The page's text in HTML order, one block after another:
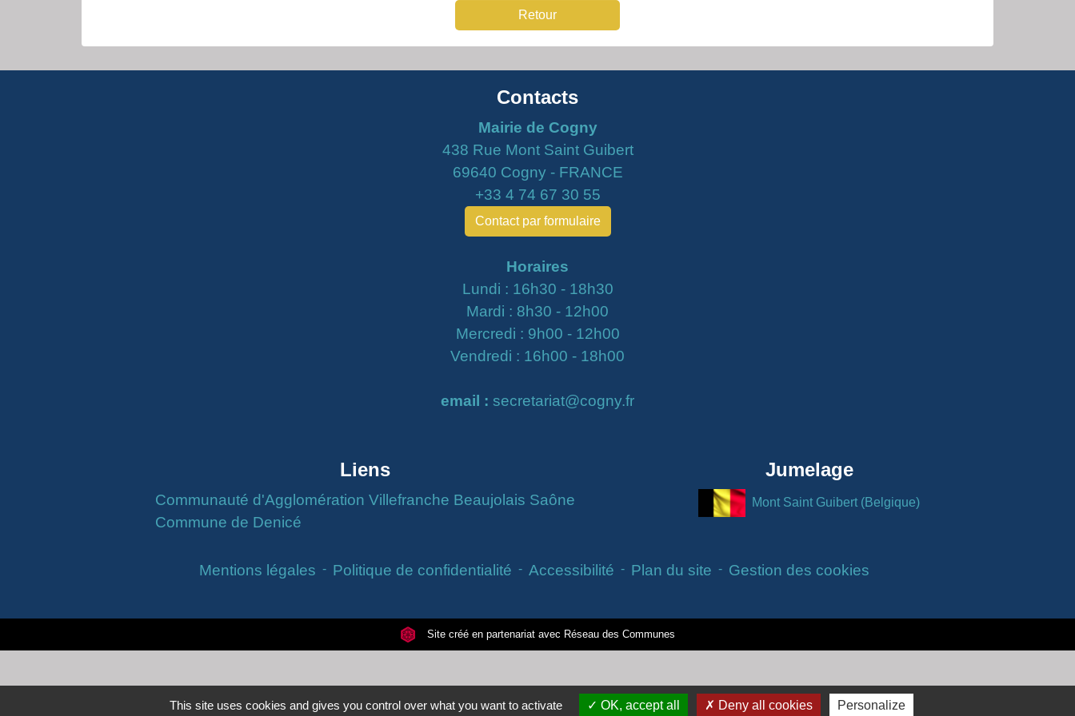
Retour
Contacts
Mairie de Cogny
438 Rue Mont Saint Guibert
69640 Cogny - FRANCE
+33 4 74 67 30 55
Contact par formulaire
Horaires
Lundi : 16h30 - 18h30
Mardi : 8h30 - 12h00
Mercredi : 9h00 - 12h00
Vendredi : 16h00 - 18h00
email : secretariat@cogny.fr
Liens
Communauté d'Agglomération Villefranche Beaujolais Saône
Commune de Denicé
Jumelage
Mont Saint Guibert (Belgique)
Mentions légales - Politique de confidentialité - Accessibilité - Plan du site - Gestion des cookies
Site créé en partenariat avec Réseau des Communes
This site uses cookies and gives you control over what you want to activate OK, accept all Deny all cookies Personalize